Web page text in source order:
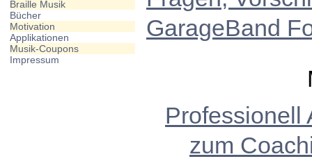
Braille Musik
Bücher
Motivation
Applikationen
Musik-Coupons
Impressum
GarageBand
Professionell
zum